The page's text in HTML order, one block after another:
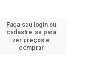
Faça seu login ou
cadastre-se para
ver preços e
comprar